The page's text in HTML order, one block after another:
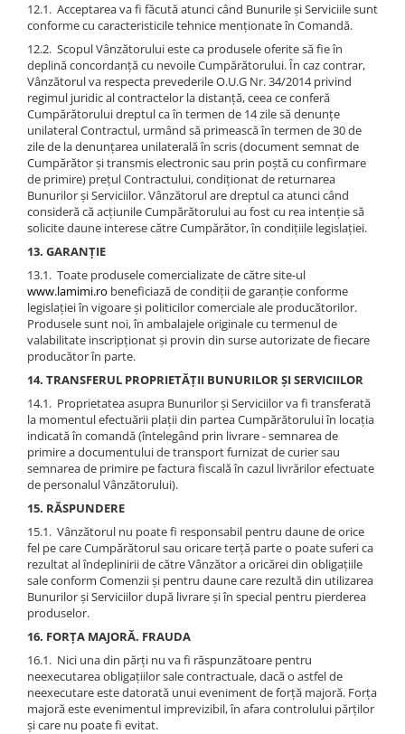
12.1. Acceptarea va fi făcută atunci când Bunurile și Serviciile sunt
conforme cu caracteristicile tehnice menționate în Comandă.
12.2. Scopul Vânzătorului este ca produsele oferite să fie în
deplină concordanță cu nevoile Cumpărătorului. În caz contrar,
Vânzătorul va respecta prevederile O.U.G Nr. 34/2014 privind
regimul juridic al contractelor la distanță, ceea ce conferă
Cumpărătorului dreptul ca în termen de 14 zile să denunțe
unilateral Contractul, urmând să primească în termen de 30 de
zile de la denunțarea unilaterală în scris (document semnat de
Cumpărător și transmis electronic sau prin poștă cu confirmare
de primire) prețul Contractului, condiționat de returnarea
Bunurilor și Serviciilor. Vânzătorul are dreptul ca atunci când
consideră că acțiunile Cumpărătorului au fost cu rea intenție să
solicite daune interese către Cumpărător, în condițiile legislației.
13. GARANȚIE
13.1. Toate produsele comercializate de către site-ul
www.lamimi.ro beneficiază de condiții de garanție conforme
legislației în vigoare și politicilor comerciale ale producătorilor.
Produsele sunt noi, în ambalajele originale cu termenul de
valabilitate inscripționat și provin din surse autorizate de fiecare
producător în parte.
14. TRANSFERUL PROPRIETĂȚII BUNURILOR ȘI SERVICIILOR
14.1. Proprietatea asupra Bunurilor și Serviciilor va fi transferată
la momentul efectuării plații din partea Cumpărătorului în locația
indicată în comandă (întelegând prin livrare - semnarea de
primire a documentului de transport furnizat de curier sau
semnarea de primire pe factura fiscală în cazul livrărilor efectuate
de personalul Vânzătorului).
15. RĂSPUNDERE
15.1. Vânzătorul nu poate fi responsabil pentru daune de orice
fel pe care Cumpărătorul sau oricare terță parte o poate suferi ca
rezultat al îndeplinirii de către Vânzător a oricărei din obligațiile
sale conform Comenzii și pentru daune care rezultă din utilizarea
Bunurilor și Serviciilor după livrare și în special pentru pierderea
produselor.
16. FORȚA MAJORĂ. FRAUDA
16.1. Nici una din părți nu va fi răspunzătoare pentru
neexecutarea obligațiilor sale contractuale, dacă o astfel de
neexecutare este datorată unui eveniment de forță majoră. Forța
majoră este evenimentul imprevizibil, în afara controlului părților
și care nu poate fi evitat.